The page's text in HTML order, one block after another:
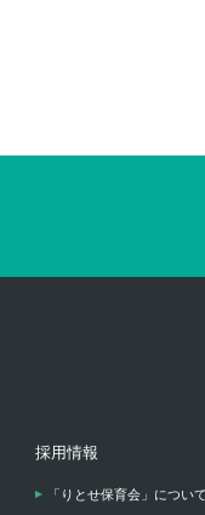
採用情報
「りとせ保育会」について